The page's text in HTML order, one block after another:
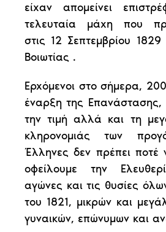
είχαν απομείνει
τελευταία μάχη που
στις 12 Σεπτεμβρίου
Βοιωτίας .
Ερχόμενοι στο σήμερα,
έναρξη της Επανάστασης,
την τιμή αλλά και τη
κληρονομιάς των
Έλληνες δεν πρέπει
οφείλουμε την
αγώνες και τις θυσίες
του 1821, μικρών και
γυναικών, επώνυμων και